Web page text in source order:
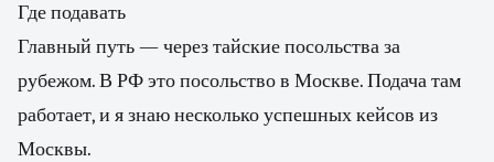
Где подавать
Главный путь — через тайские посольства за
рубежом. В РФ это посольство в Москве. Подача там
работает, и я знаю несколько успешных кейсов из
Москвы.